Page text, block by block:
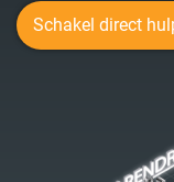
Schakel direct